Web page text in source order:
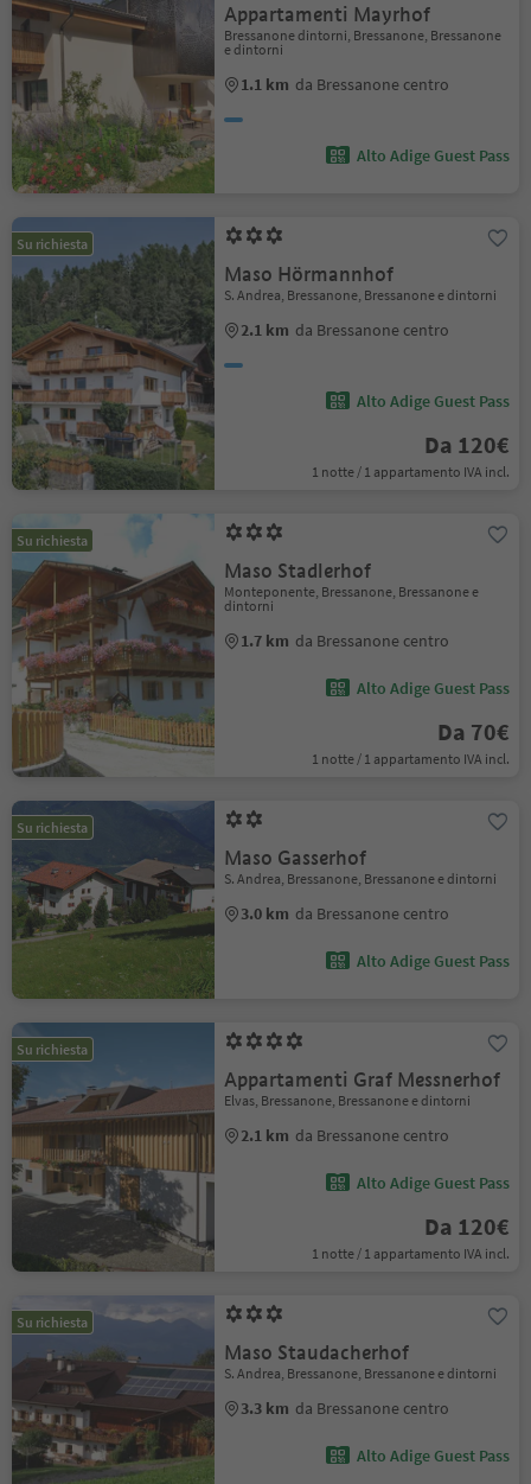
Appartamenti Mayrhof
Bressanone dintorni, Bressanone, Bressanone
e dintorni
1.1 km da Bressanone centro
Alto Adige Guest Pass
Su richiesta
Maso Hörmannhof
S. Andrea, Bressanone, Bressanone e dintorni
2.1 km da Bressanone centro
Alto Adige Guest Pass
Da 120€
1 notte / 1 appartamento IVA incl.
Su richiesta
Maso Stadlerhof
Monteponente, Bressanone, Bressanone e
dintorni
1.7 km da Bressanone centro
Alto Adige Guest Pass
Da 70€
1 notte / 1 appartamento IVA incl.
Su richiesta
Maso Gasserhof
S. Andrea, Bressanone, Bressanone e dintorni
3.0 km da Bressanone centro
Alto Adige Guest Pass
Su richiesta
Appartamenti Graf Messnerhof
Elvas, Bressanone, Bressanone e dintorni
2.1 km da Bressanone centro
Alto Adige Guest Pass
Da 120€
1 notte / 1 appartamento IVA incl.
Su richiesta
Maso Staudacherhof
S. Andrea, Bressanone, Bressanone e dintorni
3.3 km da Bressanone centro
Alto Adige Guest Pass